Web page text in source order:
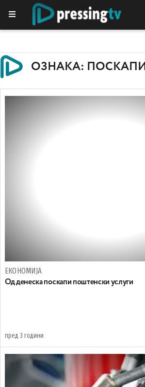
ОЗНАКА: ПОСКАПИ
ЕКОНОМИЈА
Од денеска поскапи поштенски услуги
пред 3 години